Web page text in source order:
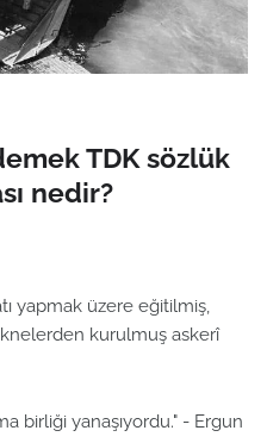
TDK sözlük
nedir?
yapmak üzere eğitilmiş,
kurulmuş askerî
birliği yanaşıyordu." - Ergun